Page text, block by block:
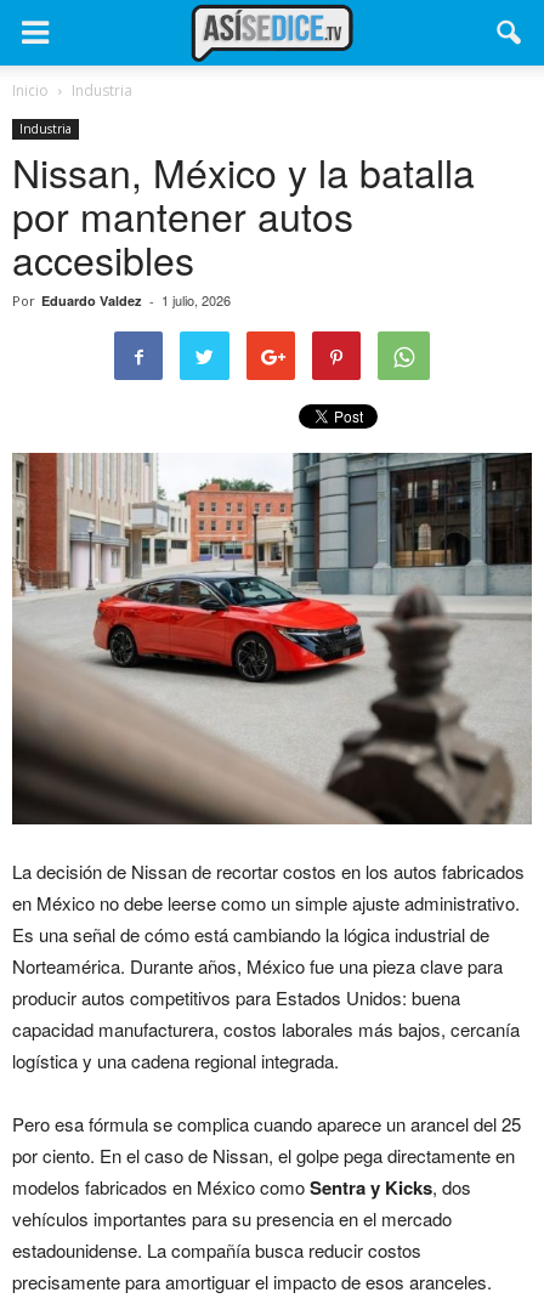
Inicio Industria
Industria
Nissan, México y la batalla
por mantener autos
accesibles
Por Eduardo Valdez - 1 julio, 2026
La decisión de Nissan de recortar costos en los autos fabricados
en México no debe leerse como un simple ajuste administrativo.
Es una señal de cómo está cambiando la lógica industrial de
Norteamérica. Durante años, México fue una pieza clave para
producir autos competitivos para Estados Unidos: buena
capacidad manufacturera, costos laborales más bajos, cercanía
logística y una cadena regional integrada.
Pero esa fórmula se complica cuando aparece un arancel del 25
por ciento. En el caso de Nissan, el golpe pega directamente en
modelos fabricados en México comoSentra y Kicks, dos
vehículos importantes para su presencia en el mercado
estadounidense. La compañía busca reducir costos
precisamente para amortiguar el impacto de esos aranceles.